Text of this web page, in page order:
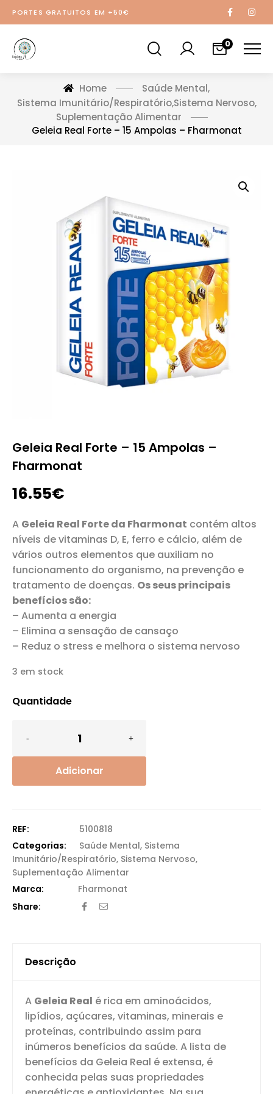
PORTES GRATUITOS EM +50€
0
Home Saúde Mental,
Sistema Imunitário/Respiratório,Sistema Nervoso,
Suplementação Alimentar
Geleia Real Forte – 15 Ampolas – Fharmonat
Geleia Real Forte – 15 Ampolas –
Fharmonat
16.55€
A Geleia Real Forte da Fharmonat contém altos
níveis de vitaminas D, E, ferro e cálcio, além de
vários outros elementos que auxiliam no
funcionamento do organismo, na prevenção e
tratamento de doenças. Os seus principais
benefícios são:
– Aumenta a energia
– Elimina a sensação de cansaço
– Reduz o stress e melhora o sistema nervoso
3 em stock
Quantidade
Adicionar
REF:
5100818
Categorias:
Saúde Mental, Sistema
Imunitário/Respiratório, Sistema Nervoso,
Suplementação Alimentar
Fharmonat
Share:
Descrição
A Geleia Real é rica em aminoácidos,
lipídios, açúcares, vitaminas, minerais e
proteínas, contribuindo assim para
inúmeros benefícios da saúde. A lista de
benefícios da Geleia Real é extensa, é
conhecida pelas suas propriedades